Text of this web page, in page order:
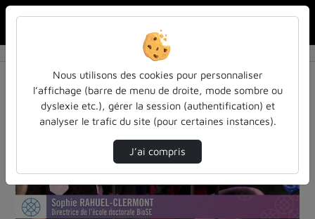
Ecole doctorale BioSE
Lire
la
Nous utilisons des cookies pour personnaliser
l’affichage (barre de menu de droite, mode sombre ou
dyslexie etc.), gérer la session (authentification) et
analyser le trafic du site (pour certaines instances).
J’ai compris